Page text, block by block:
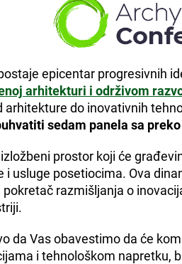
epicentar progresivnih
arhitekturi i održivom
arhitekture do inovativnih
sedam panela sa
prostor koji će
i usluge posetiocima. Ova
pokretač razmišljanja o
da Vas obavestimo da će
i tehnološkom napretku,